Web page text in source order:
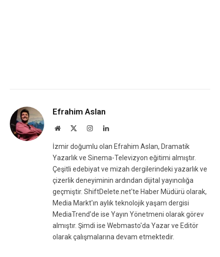
Efrahim Aslan
Website InstagramLinkedIn
İzmir doğumlu olan Efrahim Aslan, Dramatik
Yazarlık ve Sinema-Televizyon eğitimi almıştır.
Çeşitli edebiyat ve mizah dergilerindeki yazarlık ve
çizerlik deneyiminin ardından dijital yayıncılığa
geçmiştir. ShiftDelete.net'te Haber Müdürü olarak,
Media Markt'ın aylık teknolojik yaşam dergisi
MediaTrend'de ise Yayın Yönetmeni olarak görev
almıştır. Şimdi ise Webmasto'da Yazar ve Editör
olarak çalışmalarına devam etmektedir.